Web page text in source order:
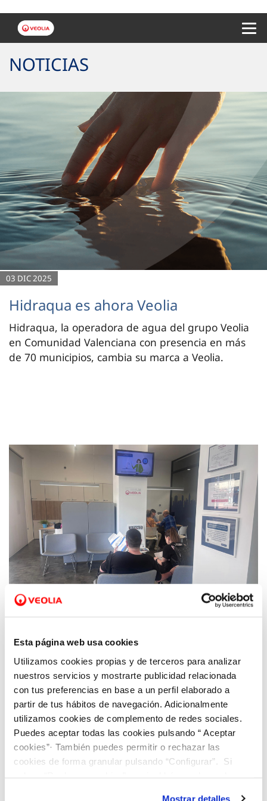
Esta página web usa cookies
Utilizamos cookies propias y de terceros para analizar
nuestros servicios y mostrarte publicidad relacionada
con tus preferencias en base a un perfil elaborado a
partir de tus hábitos de navegación. Adicionalmente
utilizamos cookies de complemento de redes sociales.
Puedes aceptar todas las cookies pulsando “ Aceptar
cookies”· También puedes permitir o rechazar las
cookies de forma granular pulsando “Configurar”. Si
Mostrar detalles
NOTICIAS
03 DIC 2025
Hidraqua es ahora Veolia
Hidraqua, la operadora de agua del grupo Veolia
en Comunidad Valenciana con presencia en más
de 70 municipios, cambia su marca a Veolia.
18 MAY 2026
como parte esencial de la gestión del agua
en Benidorm